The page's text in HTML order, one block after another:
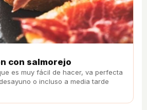
con salmorejo
es muy fácil de hacer, va perfecta
o incluso a media tarde